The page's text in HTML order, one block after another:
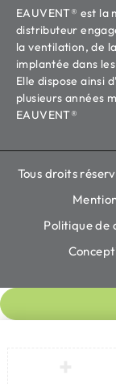
EAUVENT® est la
distributeur
la ventilation, de
implantée dans
Elle dispose ainsi
plusieurs années
EAUVENT®
Tous droits
Politique de